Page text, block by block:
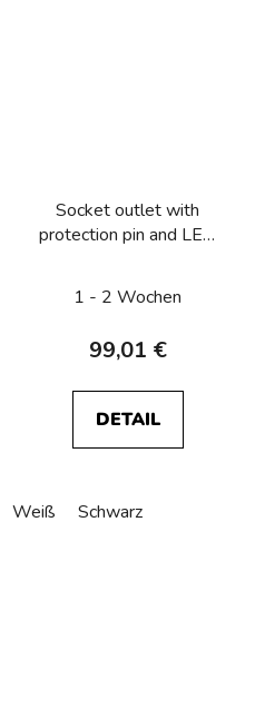
Socket outlet with
protection pin and LED
1 - 2 Wochen
99,01 €
DETAIL
Weiß Schwarz